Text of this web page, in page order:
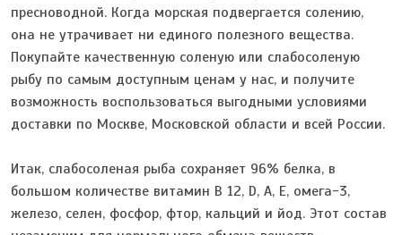
пресноводной. Когда морская подвергается солению,
она не утрачивает ни единого полезного вещества.
Покупайте качественную соленую или слабосоленую
рыбу по самым доступным ценам у нас, и получите
возможность воспользоваться выгодными условиями
доставки по Москве, Московской области и всей России.
Итак, слабосоленая рыба сохраняет 96% белка, в
большом количестве витамин В 12, D, А, Е, омега-3,
железо, селен, фосфор, фтор, кальций и йод. Этот состав